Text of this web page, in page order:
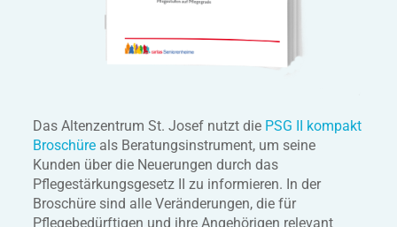
Das Altenzentrum St. Josef nutzt die PSG II kompakt
Broschüre als Beratungsinstrument, um seine
Kunden über die Neuerungen durch das
Pflegestärkungsgesetz II zu informieren. In der
Broschüre sind alle Veränderungen, die für
Pflegebedürftigen und ihre Angehörigen relevant